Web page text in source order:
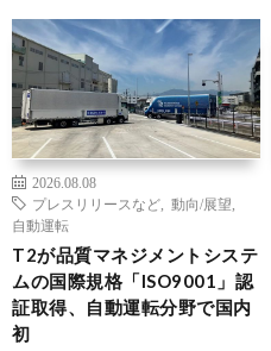
2026.08.08
プレスリリースなど
動向/展望
自動運転
T2が品質マネジメントシステ
ムの国際規格「ISO9001」認
証取得、自動運転分野で国内
初